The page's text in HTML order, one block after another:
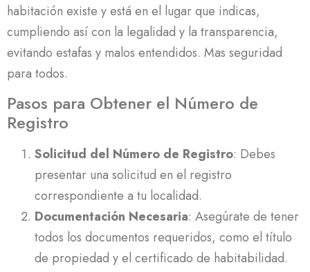
habitación existe y está en el lugar que indicas,
cumpliendo así con la legalidad y la transparencia,
evitando estafas y malos entendidos. Mas seguridad
para todos.
Pasos para Obtener el Número de
Registro
Solicitud del Número de Registro: Debes
presentar una solicitud en el registro
correspondiente a tu localidad.
Documentación Necesaria: Asegúrate de tener
todos los documentos requeridos, como el título
de propiedad y el certificado de habitabilidad.